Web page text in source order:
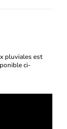
pluviales est
ci-